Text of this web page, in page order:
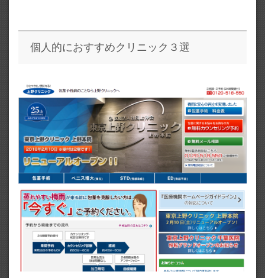
個人的におすすめクリニック３選